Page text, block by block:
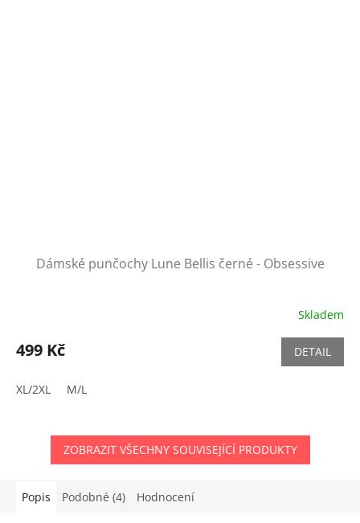
Dámské punčochy Lune Bellis černé - Obsessive
Skladem
499 Kč DETAIL
XL/2XL M/L
ZOBRAZIT VŠECHNY SOUVISEJÍCÍ PRODUKTY
Popis Podobné (4) Hodnocení